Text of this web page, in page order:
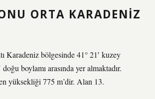
ORTA KARADENIZ
Karadeniz bölgesinde 41° 21′ kuzey
boylamı arasında yer almaktadır.
yüksekliği 775 m’dir. Alan 13.